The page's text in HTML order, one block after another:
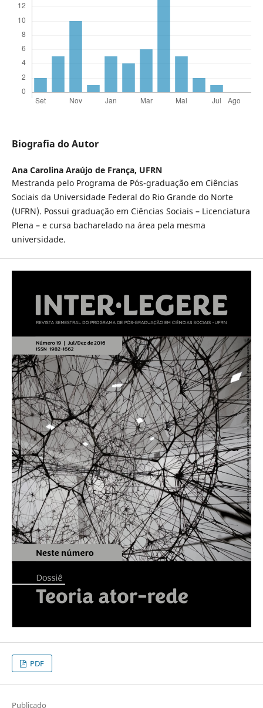
Biografia do Autor
Ana Carolina Araújo de França, UFRN
Mestranda pelo Programa de Pós-graduação em Ciências
Sociais da Universidade Federal do Rio Grande do Norte
(UFRN). Possui graduação em Ciências Sociais – Licenciatura
Plena – e cursa bacharelado na área pela mesma
universidade.
PDF
Publicado